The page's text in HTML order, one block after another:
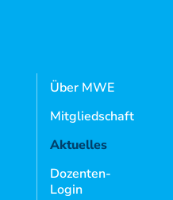
Über MWE
Mitgliedschaft
Aktuelles
Dozenten-
Login